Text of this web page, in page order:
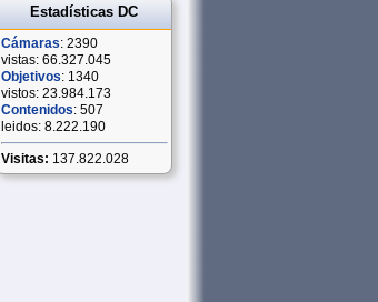
Estadísticas DC
Cámaras: 2390
vistas: 66.327.045
Objetivos: 1340
vistos: 23.984.173
Contenidos: 507
leidos: 8.222.190
Visitas: 137.822.028